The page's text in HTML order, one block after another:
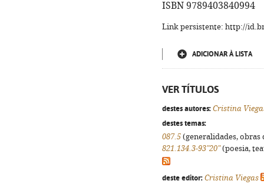
ISBN 9789403840994
Link persistente: http://
ADICIONAR À LISTA
VER TÍTULOS
destes autores: Cristina
destes temas:
087.5 (generalidades,
821.134.3-93"20"(poesia,
deste editor: Cristina Viegas